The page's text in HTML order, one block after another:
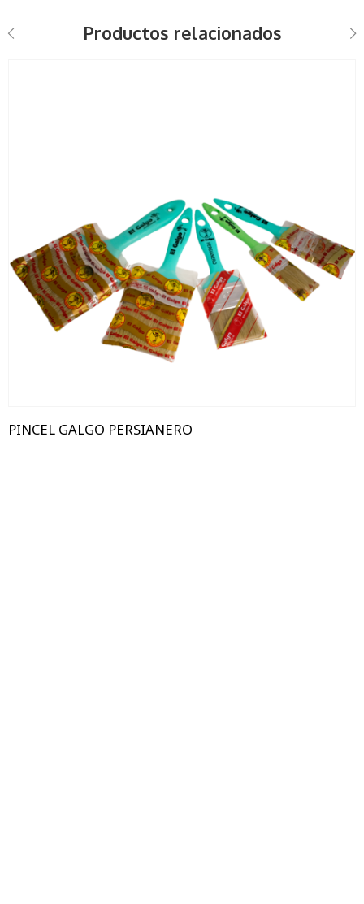
Productos relacionados
3/4"
4"
PINCEL GALGO PERSIANERO